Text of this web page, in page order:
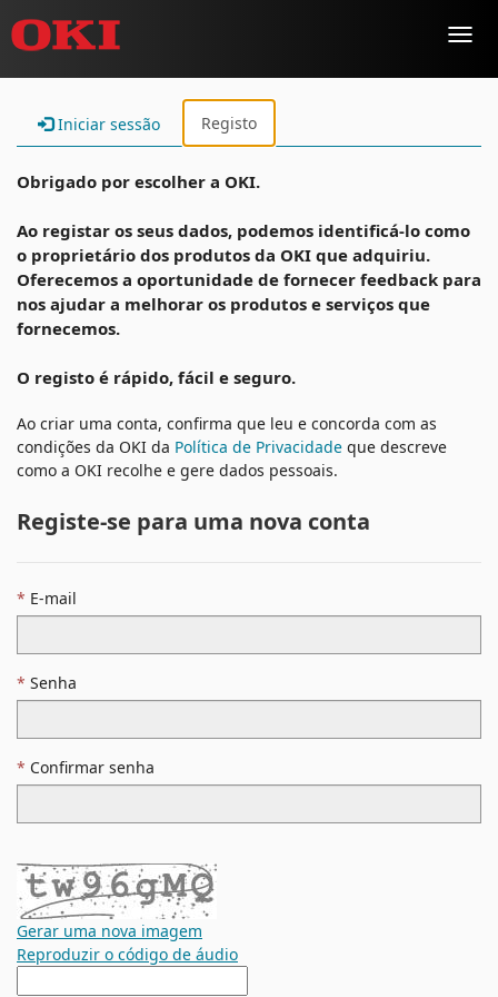
Iniciar sessão Registo
Obrigado por escolher a OKI.
Ao registar os seus dados, podemos identificá-lo como
o proprietário dos produtos da OKI que adquiriu.
Oferecemos a oportunidade de fornecer feedback para
nos ajudar a melhorar os produtos e serviços que
fornecemos.
O registo é rápido, fácil e seguro.
Ao criar uma conta, confirma que leu e concorda com as
condições da OKI da Política de Privacidade que descreve
como a OKI recolhe e gere dados pessoais.
Registe-se para uma nova conta
E-mail
Senha
Confirmar senha
Gerar uma nova imagem
Reproduzir o código de áudio